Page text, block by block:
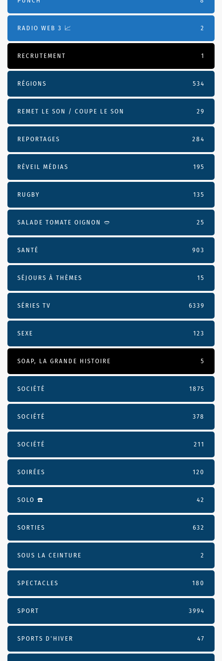
RADIO WEB 3 📈 2
RECRUTEMENT 1
RÉGIONS 534
REMET LE SON / COUPE LE SON 29
REPORTAGES 284
RÉVEIL MÉDIAS 195
RUGBY 135
SALADE TOMATE OIGNON 🥙 25
SANTÉ 903
SÉJOURS À THÈMES 15
SÉRIES TV 6339
SEXE 123
SOAP, LA GRANDE HISTOIRE 5
SOCIÉTÉ 1875
SOCIÉTÉ 378
SOCIÉTÉ 211
SOIRÉES 120
SOLO ☎️ 42
SORTIES 632
SOUS LA CEINTURE 2
SPECTACLES 180
SPORT 3994
SPORTS D'HIVER 47